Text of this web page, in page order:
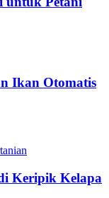
Ikan Otomatis
Keripik Kelapa